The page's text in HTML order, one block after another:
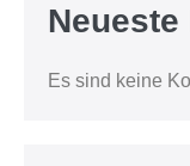
Es sind keine